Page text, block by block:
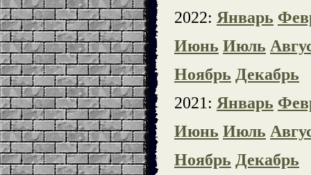
2022: Январь
Июнь Июль
Ноябрь Декабрь
2021: Январь
Июнь Июль
Ноябрь Декабрь